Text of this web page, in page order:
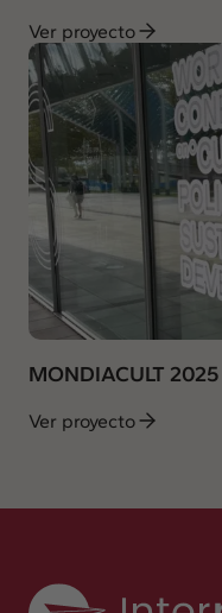
Ver proyecto
MONDIACULT 2025
Ver proyecto